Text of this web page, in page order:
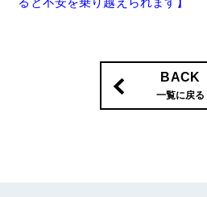
BACK
一覧に戻る